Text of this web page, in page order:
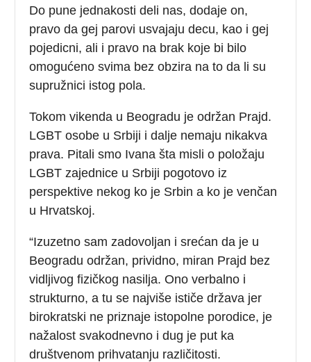
Do pune jednakosti deli nas, dodaje on,
pravo da gej parovi usvajaju decu, kao i gej
pojedicni, ali i pravo na brak koje bi bilo
omogućeno svima bez obzira na to da li su
supružnici istog pola.
Tokom vikenda u Beogradu je održan Prajd.
LGBT osobe u Srbiji i dalje nemaju nikakva
prava. Pitali smo Ivana šta misli o položaju
LGBT zajednice u Srbiji pogotovo iz
perspektive nekog ko je Srbin a ko je venčan
u Hrvatskoj.
“Izuzetno sam zadovoljan i srećan da je u
Beogradu održan, prividno, miran Prajd bez
vidljivog fizičkog nasilja. Ono verbalno i
strukturno, a tu se najviše ističe država jer
birokratski ne priznaje istopolne porodice, je
nažalost svakodnevno i dug je put ka
društvenom prihvatanju različitosti.